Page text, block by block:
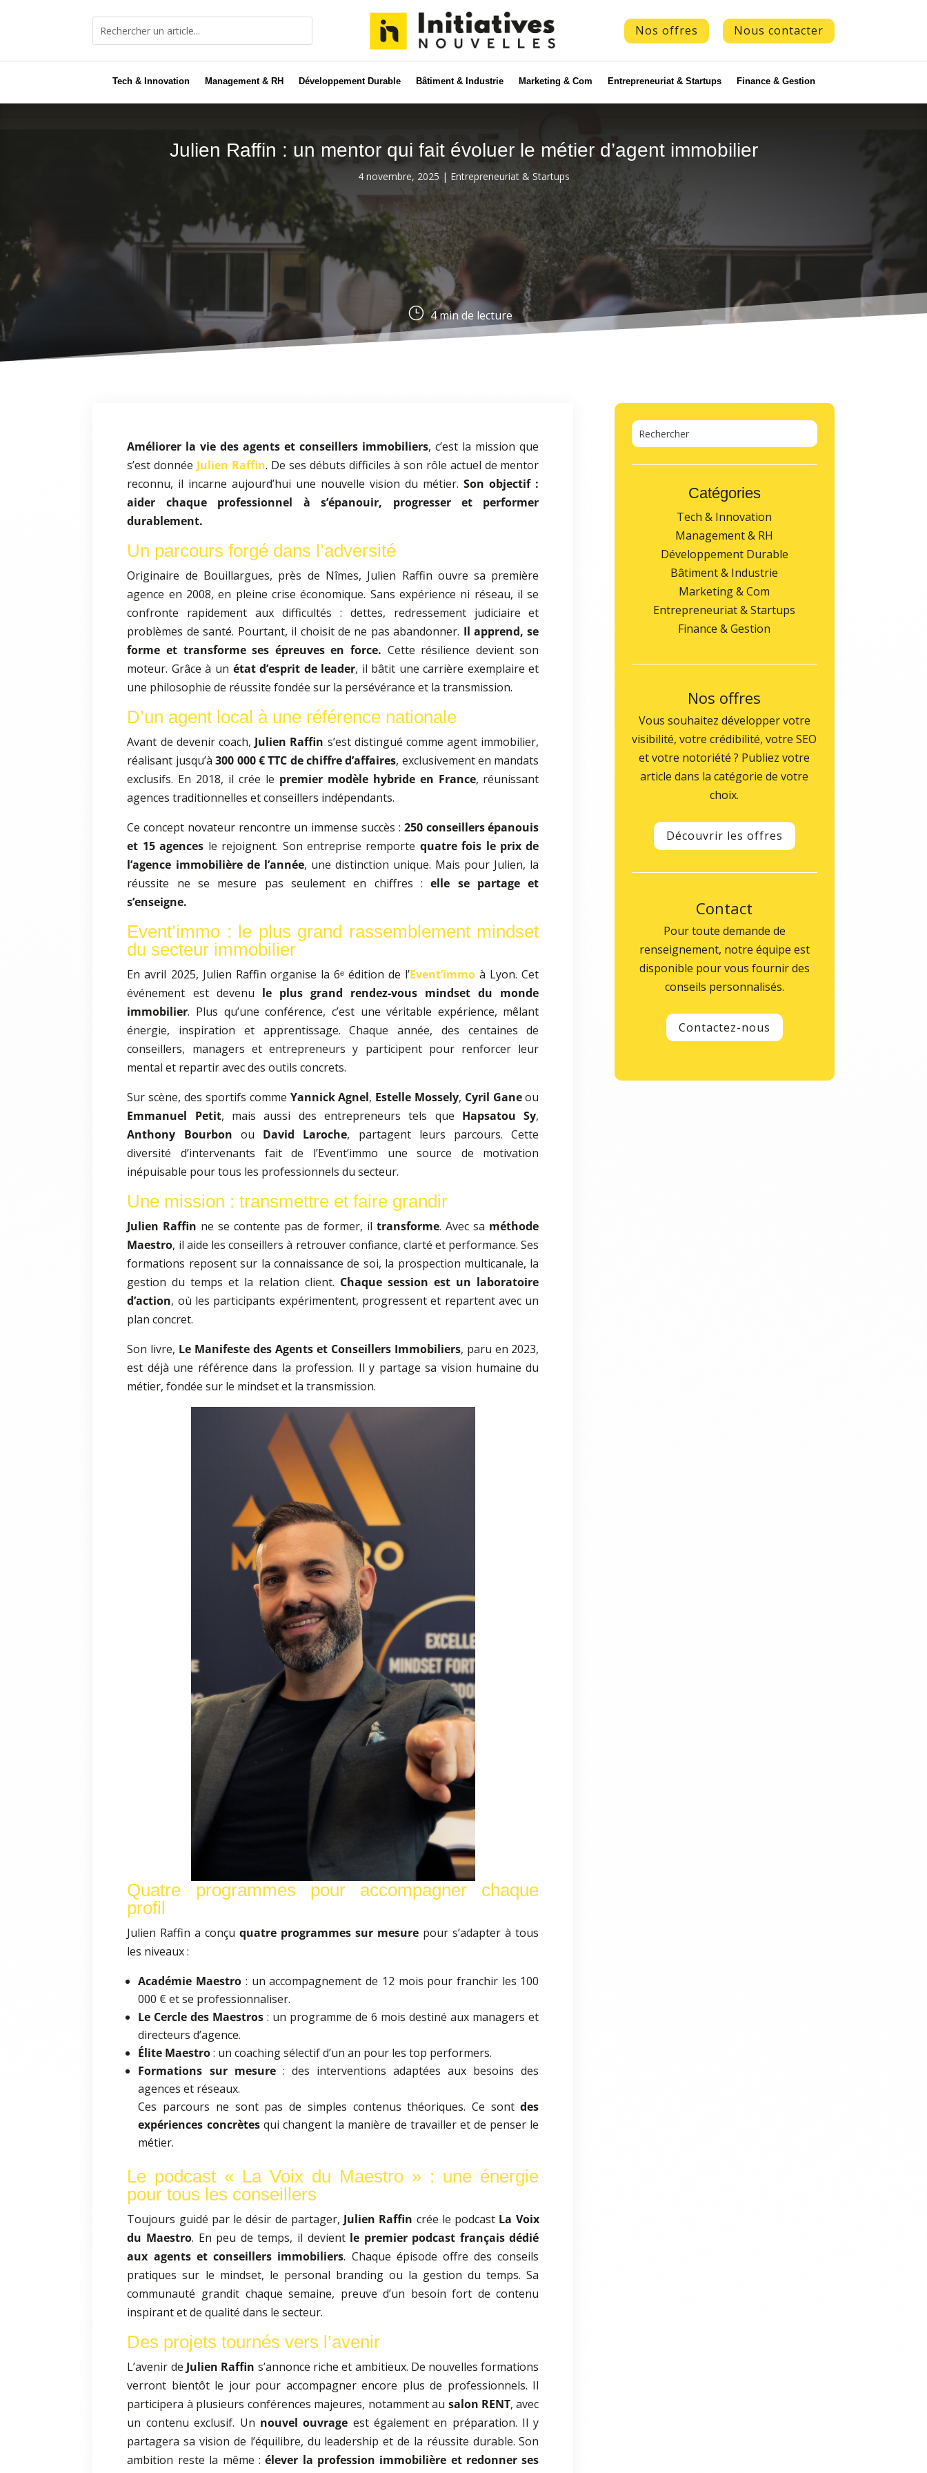
Nos offres Nous contacter
Tech & Innovation Management & RH Développement Durable Bâtiment & Industrie Marketing & Com Entrepreneuriat & Startups Finance & Gestion
Julien Raffin : un mentor qui fait évoluer le métier d’agent immobilier
4 novembre, 2025 | Entrepreneuriat & Startups
} 4min de lecture
Améliorer la vie des agents et conseillers immobiliers, c’est la mission que
s’est donnéeJulien Raffin. De ses débuts difficiles à son rôle actuel de mentor
reconnu, il incarne aujourd’hui une nouvelle vision du métier.Son objectif :
aider chaque professionnel à s’épanouir, progresser et performer
durablement.
Un parcours forgé dans l’adversité
Originaire de Bouillargues, près de Nîmes, Julien Raffin ouvre sa première
agence en 2008, en pleine crise économique. Sans expérience ni réseau, il se
confronte rapidement aux difficultés : dettes, redressement judiciaire et
problèmes de santé. Pourtant, il choisit de ne pas abandonner. Il apprend, se
forme et transforme ses épreuves en force. Cette résilience devient son
moteur. Grâce à un état d’esprit de leader, il bâtit une carrière exemplaire et
une philosophie de réussite fondée sur la persévérance et la transmission.
D’un agent local à une référence nationale
Avant de devenir coach,Julien Raffin s’est distingué comme agent immobilier,
réalisant jusqu’à300 000 € TTC de chiffre d’affaires, exclusivement en mandats
exclusifs. En 2018, il crée le premier modèle hybride en France, réunissant
agences traditionnelles et conseillers indépendants.
Ce concept novateur rencontre un immense succès : 250 conseillers épanouis
et 15 agences le rejoignent. Son entreprise remporte quatre fois le prix de
l’agence immobilière de l’année, une distinction unique. Mais pour Julien, la
réussite ne se mesure pas seulement en chiffres :elle se partage et
s’enseigne.
Event’immo : le plus grand rassemblement mindset
du secteur immobilier
En avril 2025, Julien Raffin organise la 6ᵉ édition de l’Event’immo à Lyon. Cet
événement est devenu le plus grand rendez-vous mindset du monde
immobilier. Plus qu’une conférence, c’est une véritable expérience, mêlant
énergie, inspiration et apprentissage. Chaque année, des centaines de
conseillers, managers et entrepreneurs y participent pour renforcer leur
mental et repartir avec des outils concrets.
Sur scène, des sportifs comme Yannick Agnel, Estelle Mossely, Cyril Ganeou
Emmanuel Petit, mais aussi des entrepreneurs tels que Hapsatou Sy,
Anthony Bourbon ou David Laroche, partagent leurs parcours. Cette
diversité d’intervenants fait de l’Event’immo une source de motivation
inépuisable pour tous les professionnels du secteur.
Une mission : transmettre et faire grandir
Julien Raffin ne se contente pas de former, iltransforme. Avec sa méthode
Maestro, il aide les conseillers à retrouver confiance, clarté et performance. Ses
formations reposent sur la connaissance de soi, la prospection multicanale, la
gestion du temps et la relation client. Chaque session est un laboratoire
d’action, où les participants expérimentent, progressent et repartent avec un
plan concret.
Son livre, Le Manifeste des Agents et Conseillers Immobiliers, paru en 2023,
est déjà une référence dans la profession. Il y partage sa vision humaine du
métier, fondée sur le mindset et la transmission.
Quatre programmes pour accompagner chaque
profil
Julien Raffin a conçuquatre programmes sur mesure pour s’adapter à tous
les niveaux :
Académie Maestro : un accompagnement de 12 mois pour franchir les 100
000 € et se professionnaliser.
Le Cercle des Maestros : un programme de 6 mois destiné aux managers et
directeurs d’agence.
Élite Maestro: un coaching sélectif d’un an pour les top performers.
Formations sur mesure: des interventions adaptées aux besoins des
agences et réseaux.
Ces parcours ne sont pas de simples contenus théoriques. Ce sontdes
expériences concrètesqui changent la manière de travailler et de penser le
métier.
Le podcast « La Voix du Maestro » : une énergie
pour tous les conseillers
Toujours guidé par le désir de partager,Julien Raffin crée le podcast La Voix
du Maestro. En peu de temps, il devient le premier podcast français dédié
aux agents et conseillers immobiliers. Chaque épisode offre des conseils
pratiques sur le mindset, le personal branding ou la gestion du temps. Sa
communauté grandit chaque semaine, preuve d’un besoin fort de contenu
inspirant et de qualité dans le secteur.
Des projets tournés vers l’avenir
L’avenir deJulien Raffin s’annonce riche et ambitieux. De nouvelles formations
verront bientôt le jour pour accompagner encore plus de professionnels. Il
participera à plusieurs conférences majeures, notamment au salon RENT, avec
un contenu exclusif. Un nouvel ouvrage est également en préparation. Il y
partagera sa vision de l’équilibre, du leadership et de la réussite durable. Son
ambition reste la même :élever la profession immobilière et redonner ses
Catégories
Tech & Innovation
Management & RH
Développement Durable
Bâtiment & Industrie
Marketing & Com
Entrepreneuriat & Startups
Finance & Gestion
Nos offres
Vous souhaitez développer votre
visibilité, votre crédibilité, votre SEO
et votre notoriété ? Publiez votre
article dans la catégorie de votre
choix.
Découvrir les offres
Contact
Pour toute demande de
renseignement, notre équipe est
disponible pour vous fournir des
conseils personnalisés.
Contactez-nous